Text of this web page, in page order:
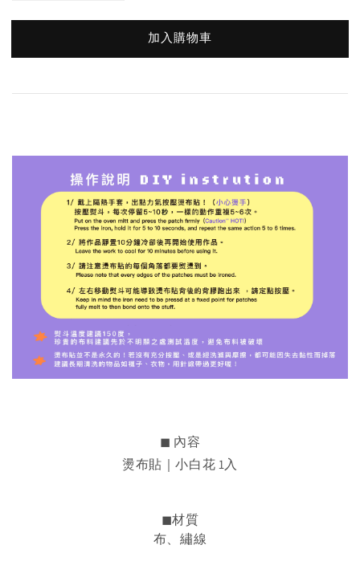
加入購物車
◼︎ 內容
燙布貼｜小白花 1入
◼︎材質
布、繡線